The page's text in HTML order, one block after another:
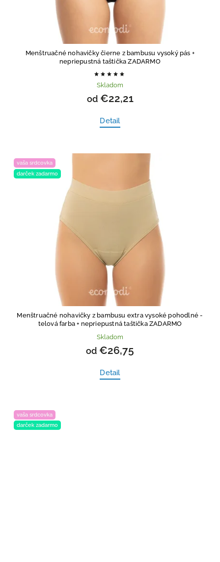
Menštruačné nohavičky čierne z bambusu vysoký pás +
nepriepustná taštička ZADARMO
Skladom
od€22,21
Detail
vaša srdcovka
darček zadarmo
Menštruačné nohavičky z bambusu extra vysoké pohodlné -
telová farba+ nepriepustná taštička ZADARMO
Skladom
od €26,75
Detail
vaša srdcovka
darček zadarmo